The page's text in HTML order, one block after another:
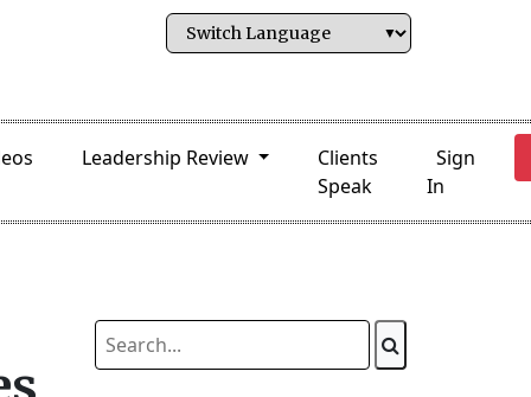
Leadership Review
Clients
Speak
Sign
In